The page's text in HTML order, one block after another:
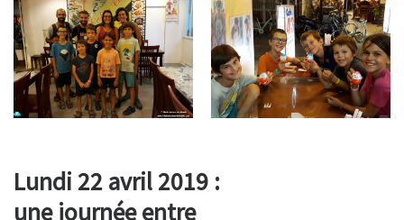
Lundi 22 avril 2019 :
une journée entre